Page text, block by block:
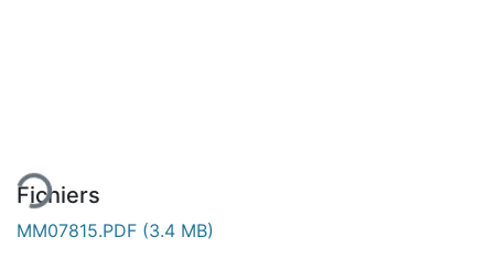
Fichiers
MM07815.PDF (3.4 MB)